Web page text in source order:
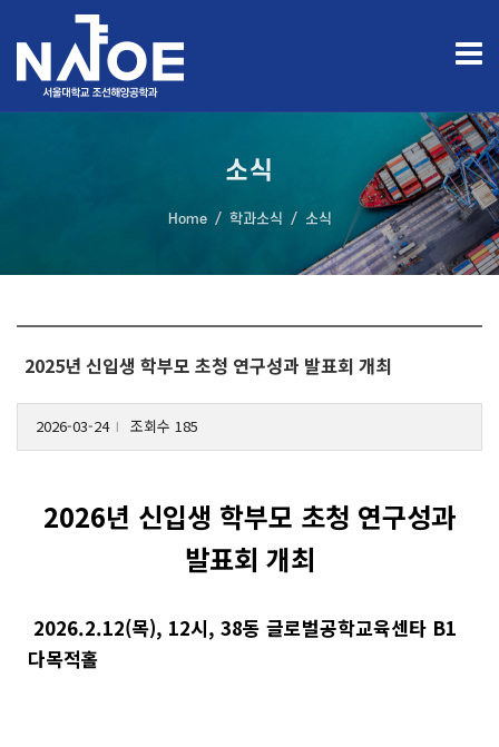
소식
Home 학과소식 소식
2025년 신입생 학부모 초청 연구성과 발표회 개최
2026-03-24 조회수 185
2026년 신입생 학부모 초청 연구성과
발표회 개최
2026.2.12(목), 12시, 38동 글로벌공학교육센타 B1
다목적홀